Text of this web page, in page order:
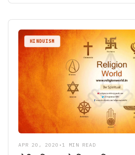
HINDUISM
APR 20, 2020 • 1 MIN READ